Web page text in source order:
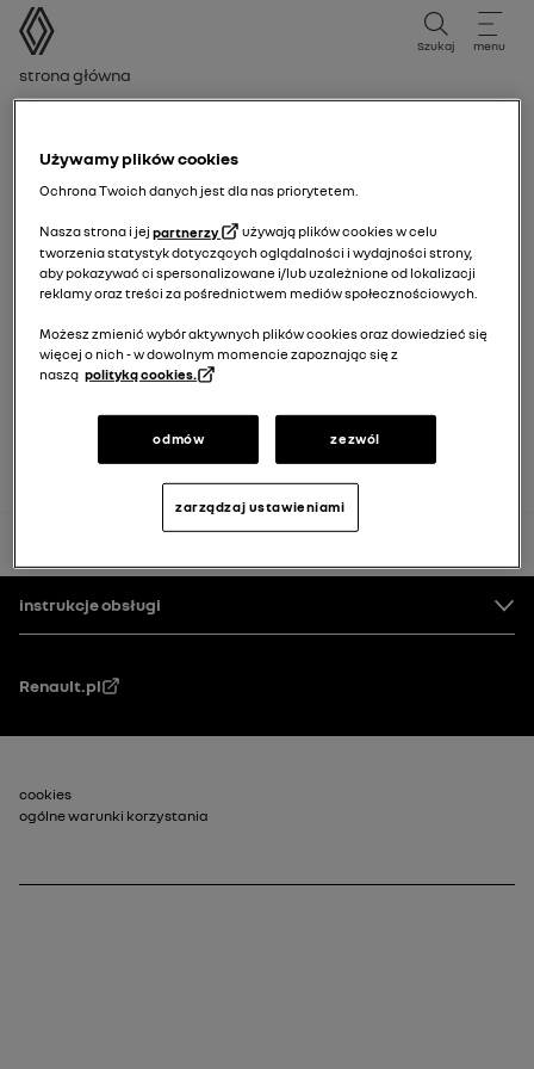
instrukcja obsługi
Szukaj menu
Ścieżka nawigacji
Strona główna
Okres wydania
Wybierz okres wydania odpowiadający dacie pierwszej
rejestracji Twojego pojazdu.
12/01/2026do dzisiaj
15/09/2025do11/01/2026
Stopka
instrukcje obsługi
Renault.pl
Stopka_2
cookies
ogólne warunki korzystania
Używamy plików cookies
Ochrona Twoich danych jest dla nas priorytetem.
Nasza strona i jejpartnerzy
używają plików cookies w celu
tworzenia statystyk dotyczących oglądalności i wydajności strony,
aby pokazywać ci spersonalizowane i/lub uzależnione od lokalizacji
reklamy oraz treści za pośrednictwem mediów społecznościowych.
Możesz zmienić wybór aktywnych plików cookies oraz dowiedzieć się
więcej o nich - w dowolnym momencie zapoznając się z
naszą polityką cookies.
odmów zezwól
zarządzaj ustawieniami